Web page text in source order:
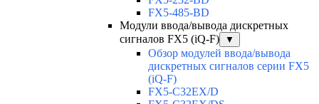
FX5-485-BD
Модули ввода/вывода дискретных
сигналов FX5 (iQ-F)
▼
Обзор модулей ввода/вывода
дискретных сигналов серии FX5
(iQ-F)
FX5-C32EX/D